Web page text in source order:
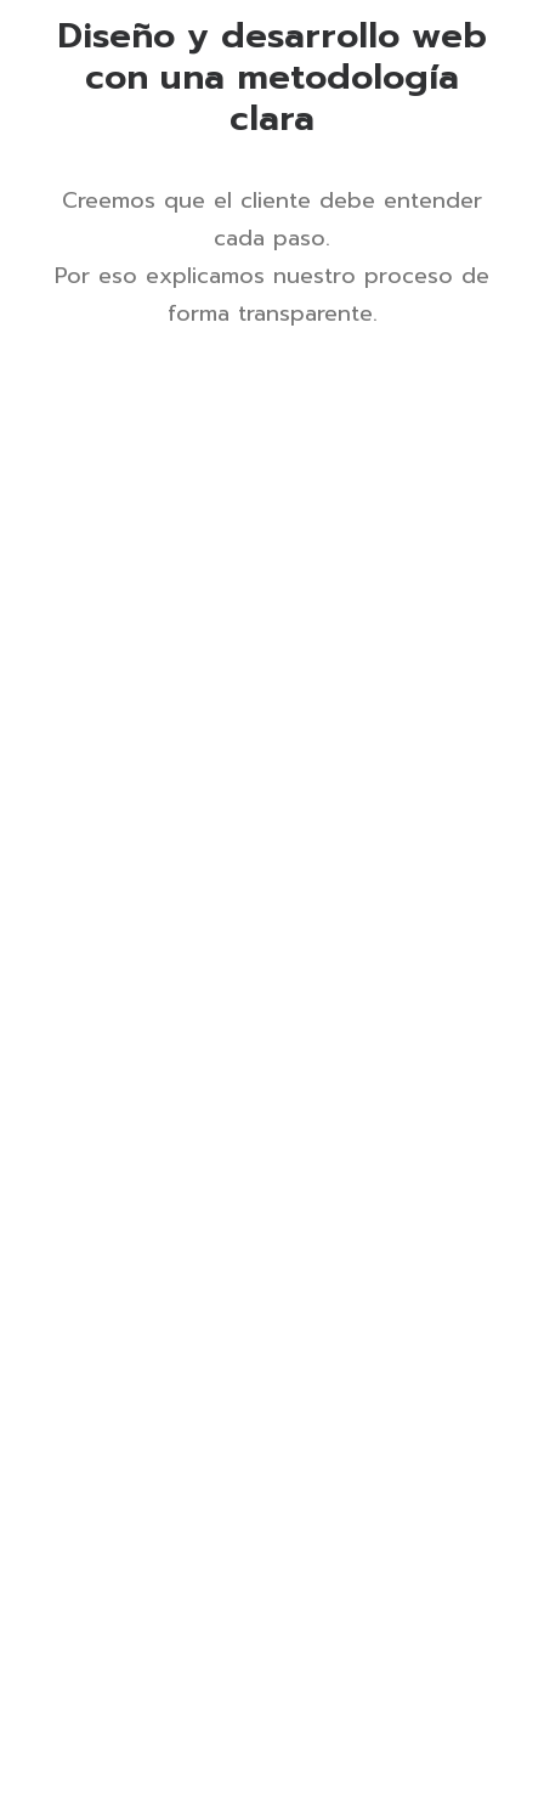
Diseño y desarrollo web
con una metodología
clara
Creemos que el cliente debe entender
cada paso.
Por eso explicamos nuestro proceso de
forma transparente.